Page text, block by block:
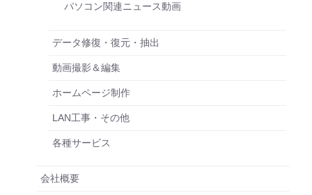
パソコン関連ニュース動画
データ修復・復元・抽出
動画撮影＆編集
ホームページ制作
LAN工事・その他
各種サービス
会社概要